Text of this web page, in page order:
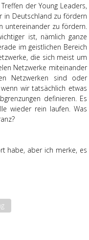
der Young Leaders,
in Deutschland zu fördern
untereinander zu fördern.
ist, nämlich ganze
im geistlichen Bereich
die sich meist um
Netzwerke miteinander
Netzwerken sind oder
wir tatsächlich etwas
definieren. Es
wieder rein laufen. Was
habe, aber ich merke, es